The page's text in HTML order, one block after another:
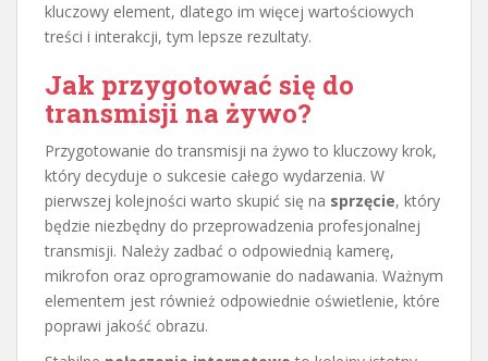
kluczowy element, dlatego im więcej wartościowych
treści i interakcji, tym lepsze rezultaty.
Jak przygotować się do
transmisji na żywo?
Przygotowanie do transmisji na żywo to kluczowy krok,
który decyduje o sukcesie całego wydarzenia. W
pierwszej kolejności warto skupić się na sprzęcie, który
będzie niezbędny do przeprowadzenia profesjonalnej
transmisji. Należy zadbać o odpowiednią kamerę,
mikrofon oraz oprogramowanie do nadawania. Ważnym
elementem jest również odpowiednie oświetlenie, które
poprawi jakość obrazu.